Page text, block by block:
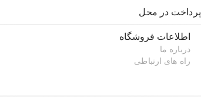
پرداخت در محل
اطلاعات فروشگاه
درباره ما
راه های ارتباطی